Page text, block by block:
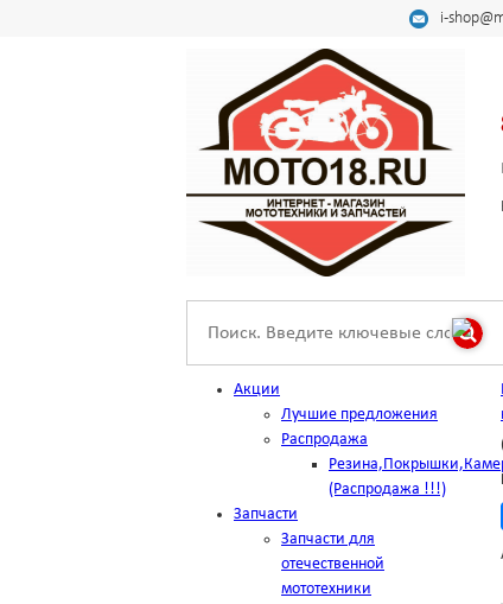
i-
Акции
Лучшие предложения
Распродажа
(Распродажа !!!)
Запчасти
Запчасти для
отечественной
мототехники